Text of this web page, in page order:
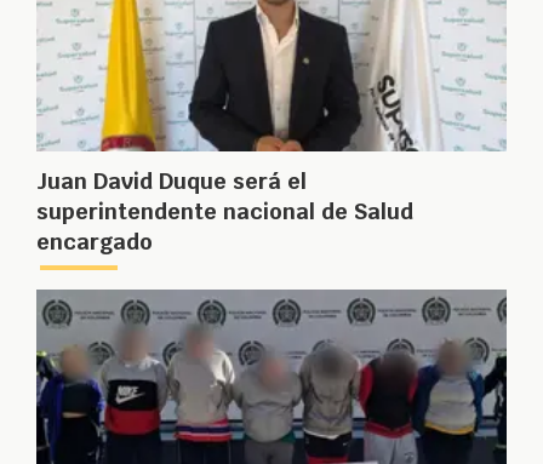
Juan David Duque será el
superintendente nacional de Salud
encargado